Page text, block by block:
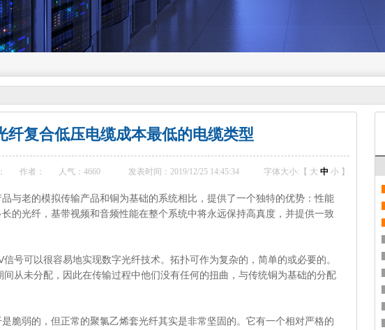
纤复合低压电缆成本最低的电缆类型
作者： 人气： 4660 发表时间：2019/12/25 14:45:34 字体大小:【 大 中 小 】
老的模拟传输产品和铜为基础的系统相比，提供了一个独特的优势：性能
的光纤，基带视频和音频性能在整个系统中将永远保持高真度，并提供一致
可以很容易地实现数字光纤技术。拓扑可作为复杂的，简单的或必要的。
间从未分配，因此在传输过程中他们没有任何的扭曲，与传统铜为基础的分配
弱的，但正常的聚氯乙烯套光纤其实是非常坚固的。它有一个相对严格的